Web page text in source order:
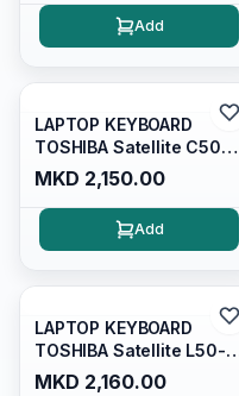
Add
LAPTOP KEYBOARD
TOSHIBA Satellite C50-B
C50D-B C50DT-B
MKD 2,150.00
Add
LAPTOP KEYBOARD
TOSHIBA Satellite L50-B
L50D-B L50DT-B L50T-B
MKD 2,160.00